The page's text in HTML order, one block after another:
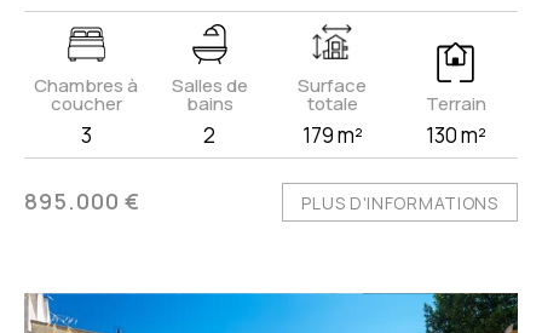
Chambres à
coucher
3
Salles de
bains
2
Surface
totale
179 m²
Terrain
130 m²
895.000 € PLUS D'INFORMATIONS